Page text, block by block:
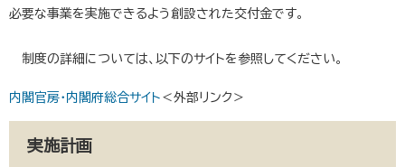
必要な事業を実施できるよう創設された交付金です。
制度の詳細については、以下のサイトを参照してください。
内閣官房・内閣府総合サイト＜外部リンク＞
実施計画